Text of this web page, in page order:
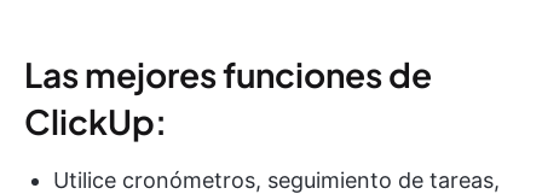
Las mejores funciones de
ClickUp:
Utilice cronómetros, seguimiento de tareas,